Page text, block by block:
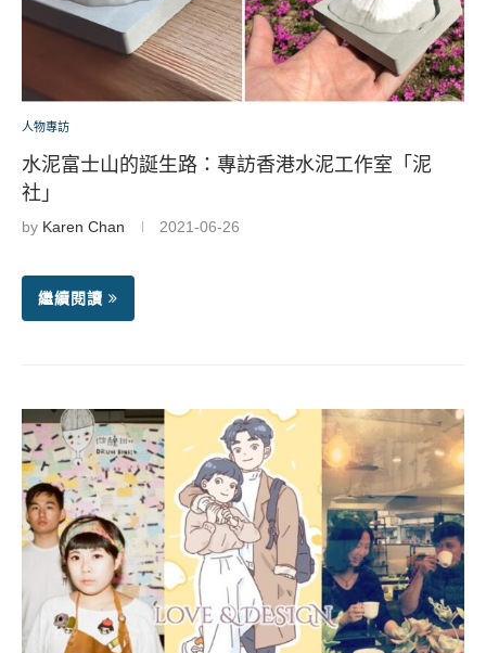
人物專訪
水泥富士山的誕生路：專訪香港水泥工作室「泥
社」
by Karen Chan 2021-06-26
繼續閱讀